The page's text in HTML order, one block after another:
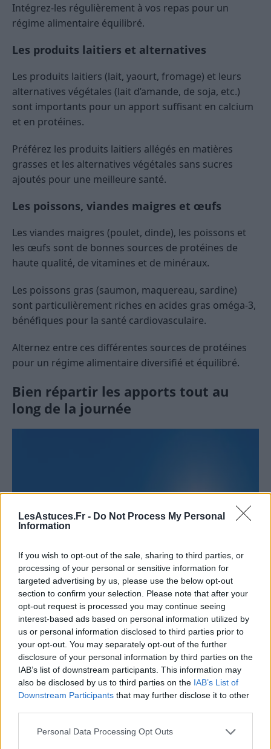
LesAstuces.Fr - Do Not Process My Personal
Information
If you wish to opt-out of the sale, sharing to third parties, or
processing of your personal or sensitive information for
targeted advertising by us, please use the below opt-out
section to confirm your selection. Please note that after your
opt-out request is processed you may continue seeing
interest-based ads based on personal information utilized by
us or personal information disclosed to third parties prior to
your opt-out. You may separately opt-out of the further
disclosure of your personal information by third parties on the
IAB’s list of downstream participants. This information may
also be disclosed by us to third parties on the IAB’s List of
Downstream Participants that may further disclose it to other
Personal Data Processing Opt Outs
Intégrez-les régulièrement à vos repas pour un
régime alimentaire équilibré.
Les produits laitiers et alternatives
Les produits laitiers (lait, yaourt, fromage) et leurs
alternatives végétales (lait d’amande, de soja, etc.)
sont importants pour un apport suffisant en calcium
et en protéines.
Préférez les produits laitiers allégés en matières
grasses et les alternatives végétales sans sucres
ajoutés pour une meilleure santé.
Les poissons, viandes maigres et œufs
Les viandes maigres (poulet, dinde), les poissons et
les œufs sont de bonnes sources de protéines de
haute qualité, de vitamines et de minéraux.
Les poissons gras (saumon, maquereau, sardine)
sont particulièrement riches en acides gras oméga-3,
bénéfiques pour la santé cardiovasculaire.
Alternez entre ces différentes sources de protéines
pour un régime alimentaire diversifié et équilibré.
Bien répartir les apports tout au
long de la journée
sélection des aliments, mais inclut également leur